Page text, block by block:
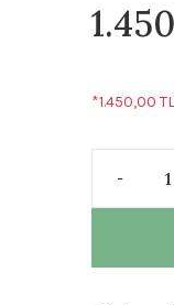
*1.450,00